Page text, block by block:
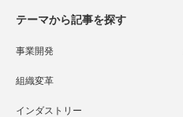
テーマから記事を探す
事業開発
組織変革
インダストリー